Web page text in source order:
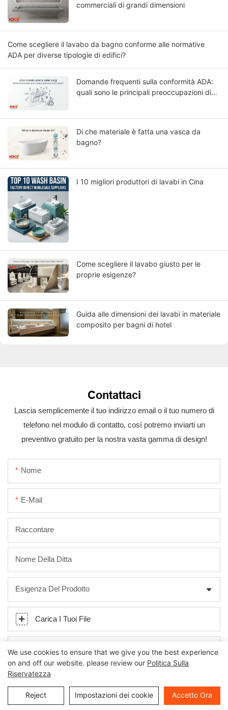
commerciali di grandi dimensioni
Come scegliere il lavabo da bagno conforme alle normative
ADA per diverse tipologie di edifici?
Domande frequenti sulla conformità ADA:
quali sono le principali preoccupazioni di
Di che materiale è fatta una vasca da
bagno?
I 10 migliori produttori di lavabi in Cina
Come scegliere il lavabo giusto per le
proprie esigenze?
Guida alle dimensioni dei lavabi in materiale
composito per bagni di hotel
Contattaci
Lascia semplicemente il tuo indirizzo email o il tuo numero di
telefono nel modulo di contatto, così potremo inviarti un
preventivo gratuito per la nostra vasta gamma di design!
Nome
E-Mail
Raccontare
Nome Della Ditta
Esigenza Del Prodotto
Carica I Tuoi File
Soddisfare
We use cookies to ensure that we give you the best experience
on and off our website. please review our Politica Sulla
Riservatezza
Reject Impostazioni dei cookie Accetto Ora